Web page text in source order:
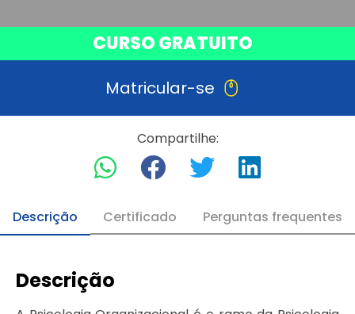
CURSO GRATUITO
Matricular-se
Compartilhe:
Descrição Certificado Perguntas frequentes
Descrição